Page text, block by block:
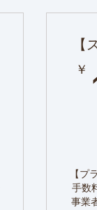
【
￥
【
手数
事業